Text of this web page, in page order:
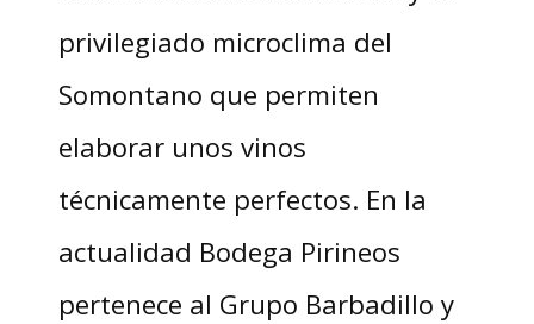
privilegiado microclima del
Somontano que permiten
elaborar unos vinos
técnicamente perfectos. En la
actualidad Bodega Pirineos
pertenece al Grupo Barbadillo y